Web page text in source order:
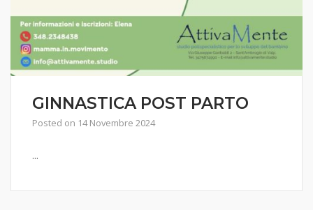
GINNASTICA POST PARTO
Posted on 14 Novembre 2024
...